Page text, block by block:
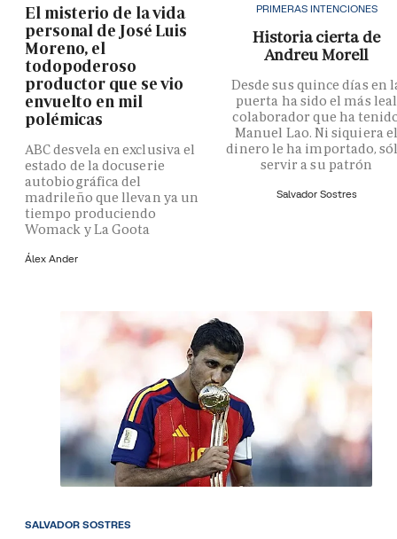
El misterio de la vida
personal de José Luis
Moreno, el
todopoderoso
productor que se vio
envuelto en mil
polémicas
ABC desvela en exclusiva el
estado de la docuserie
autobiográfica del
madrileño que llevan ya un
tiempo produciendo
Womack y La Goota
Álex Ander
PRIMERAS INTENCIONES
Historia cierta de
Andreu Morell
Desde sus quince días en
puerta ha sido el más leal
colaborador que ha
Manuel Lao. Ni siquiera
dinero le ha importado,
servir a su patrón
Salvador Sostres
SALVADOR SOSTRES